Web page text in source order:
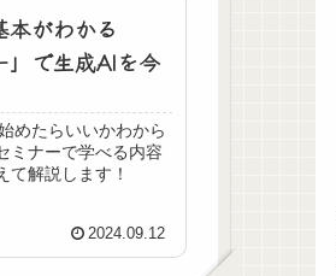
がわかる
」で生成AIを今
めたらいいかわから
ミナーで学べる内容
て解説します！
2024.09.12